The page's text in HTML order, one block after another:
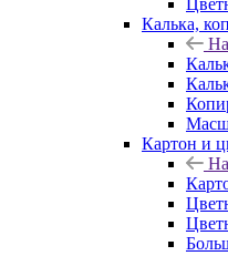
Калька,
Картон и